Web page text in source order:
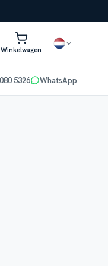
Winkelwagen
5326 WhatsApp